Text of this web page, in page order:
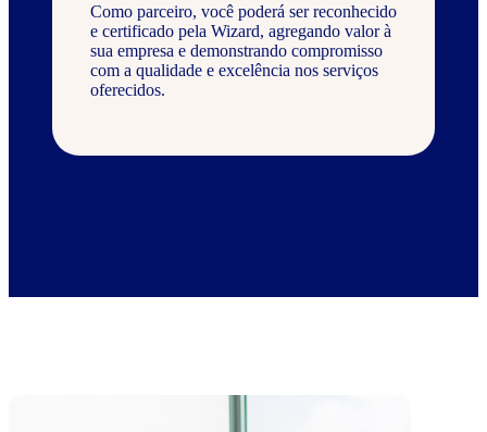
Como parceiro, você poderá ser reconhecido
e certificado pela Wizard, agregando valor à
sua empresa e demonstrando compromisso
com a qualidade e excelência nos serviços
oferecidos.